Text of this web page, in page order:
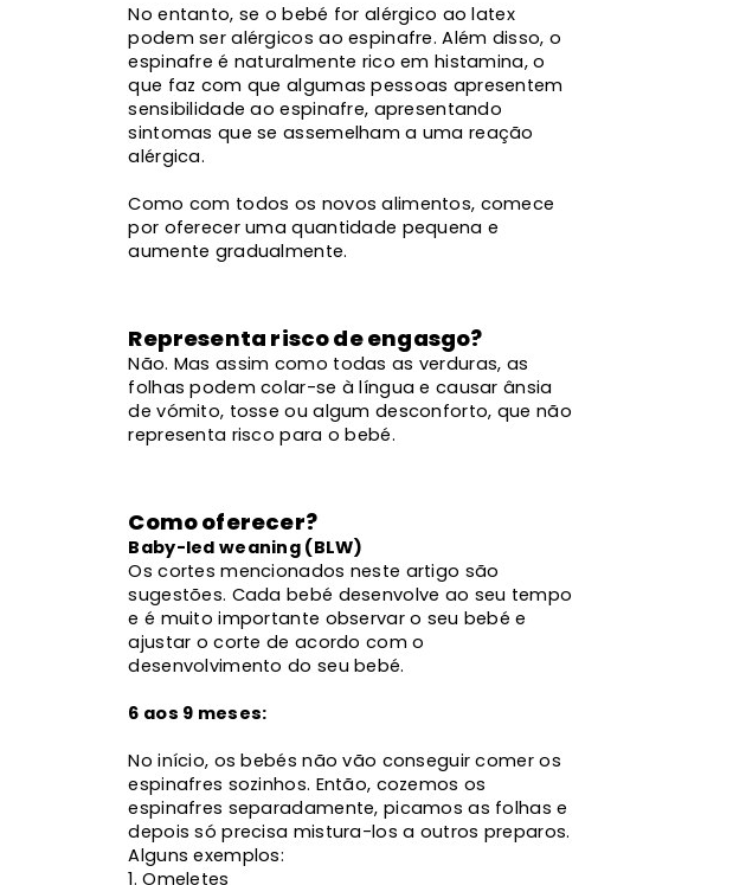
No entanto, se o bebé for alérgico ao latex
podem ser alérgicos ao espinafre. Além disso, o
espinafre é naturalmente rico em histamina, o
que faz com que algumas pessoas apresentem
sensibilidade ao espinafre, apresentando
sintomas que se assemelham a uma reação
alérgica.
Como com todos os novos alimentos, comece
por oferecer uma quantidade pequena e
aumente gradualmente.
Representa risco de engasgo?
Não. Mas assim como todas as verduras, as
folhas podem colar-se à língua e causar ânsia
de vómito, tosse ou algum desconforto, que não
representa risco para o bebé.
Como oferecer?
Baby-led weaning (BLW)
Os cortes mencionados neste artigo são
sugestões. Cada bebé desenvolve ao seu tempo
e é muito importante observar o seu bebé e
ajustar o corte de acordo com o
desenvolvimento do seu bebé.
6 aos 9 meses:
No início, os bebés não vão conseguir comer os
espinafres sozinhos. Então, cozemos os
espinafres separadamente, picamos as folhas e
depois só precisa mistura-los a outros preparos.
Alguns exemplos:
Omeletes